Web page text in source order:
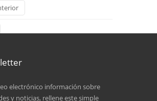
electrónico información sobre
y noticias, rellene este simple